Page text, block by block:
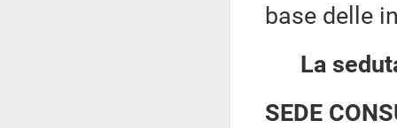
base delle
La
SEDE